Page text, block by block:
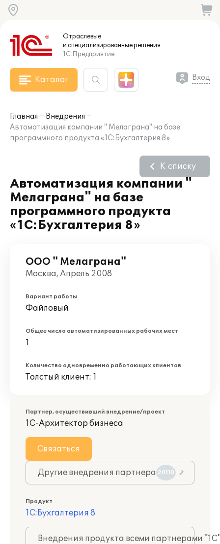
Отраслевые
и специализированныерешения
1С:Предприятие
Каталог Вход
Главная
Внедрения
Автоматизация компании " Мелаграна" на базе
программного продукта «1С:Бухгалтерия 8»
Автоматизация компании "
Мелаграна" на базе
программного продукта
«1С:Бухгалтерия 8»
К списку
ООО " Мелаграна"
Москва, Апрель 2008
Вариант работы
Файловый
Общее число автоматизированных рабочих мест
1
Количество одновременно работающих клиентов
Толстый клиент: 1
Партнер, осуществивший внедрение/проект
1С-Архитектор бизнеса
Связаться
Другие внедрения партнера 20110
Продукт
1С:Бухгалтерия 8
Внедрения продукта всеми партнерами